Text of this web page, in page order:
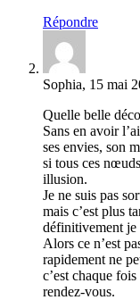
Répondre
Sophia, 15 mai
Quelle belle
Sans en avoir
ses envies, son
si tous ces
illusion.
Je ne suis pas
mais c’est plus
définitivement je
Alors ce n’est
rapidement ne
c’est chaque
rendez-vous.